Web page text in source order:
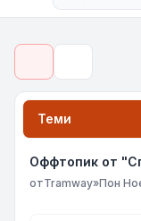
Теми
Оффтопик от
отTramway»Пон